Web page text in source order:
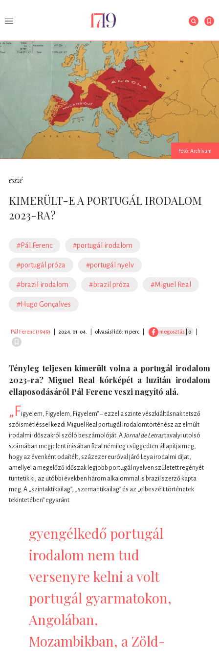
Fotó: Archívum
esszé
KIMERÜLT-E A PORTUGÁL IRODALOM
2023-RA?
#Pál Ferenc #portugál irodalom
#portugál próza #portugál nyelv
#brazil irodalom #brazil próza #Miguel Real
#Hugo Gonçalves
Pál Ferenc (1949) 2024. 01. 04. olvasási idő: 11 perc megosztás | 0
Tényleg teljesen kimerült volna a portugál irodalom
2023-ra? Miguel Real kórképét a luzitán irodalom
ellaposodásáról Pál Ferenc veszi nagyító alá.
„Figyelem, Figyelem, Figyelem” – ezzel a szinte vészkiáltásnak tetsző
szóismétléssel kezdi Miguel Real portugál irodalomtörténész az elmúlt
irodalmi időszakról szóló beszámolóját. A Jornal de Letrastavalyi utolsó
számában megjelent írásában Real némileg csüggedten állapítja meg,
hogy az évenként odaítélt, százezer euróval járó Leya irodalmi díjat,
amellyel a megelőző időszak legjobb portugál nyelven született regényét
tüntetik ki, az utóbbi években három alkalommal is brazil szerző kapta
meg. A „szintaktikailag”, „szemantikailag” és az „elbeszélt történetek
tekintetében” egyaránt
gyengélkedő portugál
irodalom nem tud
versenyre kelni a volt
portugál gyarmatokon,
Angolában,
Mozambikban, a Zöld-